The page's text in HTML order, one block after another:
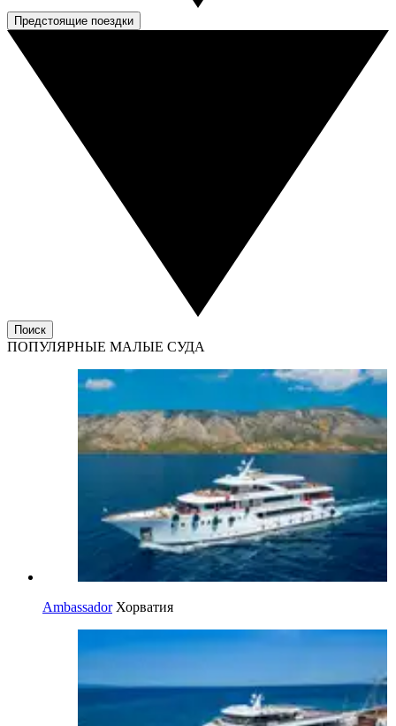
Предстоящие поездки
Поиск
ПОПУЛЯРНЫЕ МАЛЫЕ СУДА
Ambassador Хорватия